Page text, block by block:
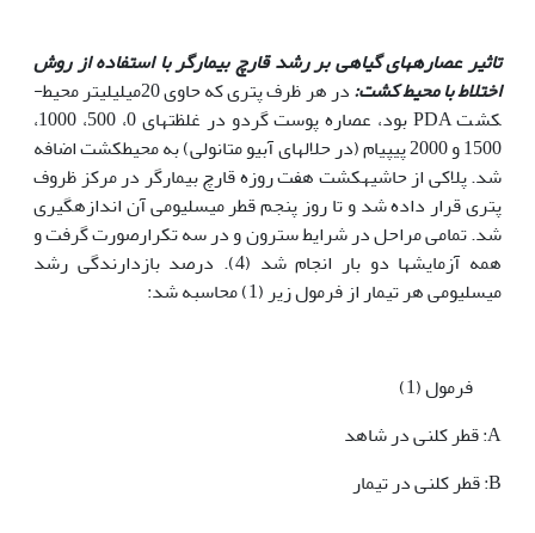
تاثیر عصاره­های گیاهی بر رشد قارچ بیمارگر با استفاده از روش
اختلاط با محیط کشت:
در هر ظرف پتری که حاوی 20میلیلیتر محیط­
کشت PDA بود، عصاره پوست گردو در غلظت­های 0، 500، 1000،
1500 و 2000 پی­پی­ام (در حلال­های آبیو متانولی) به محیطکشت اضافه
شد. پلاکی از حاشیهکشت هفت روزه قارچ بیمارگر در مرکز ظروف
پتری قرار داده شد و تا روز پنجم قطر میسلیومی آن اندازه­گیری
شد. تمامی مراحل در شرایط سترون و در سه تکرارصورت گرفت و
همه آزمایشها دو بار انجام شد (4). درصد بازدارندگی رشد
میسلیومی هر تیمار از فرمول زیر (1) محاسبه شد:
فرمول (1)
A: قطر کلنی در شاهد
B: قطر کلنی در تیمار